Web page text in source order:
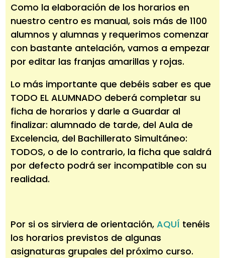
Como la elaboración de los horarios en
nuestro centro es manual, sois más de 1100
alumnos y alumnas y requerimos comenzar
con bastante antelación, vamos a empezar
por editar las franjas amarillas y rojas.
Lo más importante que debéis saber es que
TODO EL ALUMNADO deberá completar su
ficha de horarios y darle a Guardar al
finalizar: alumnado de tarde, del Aula de
Excelencia, del Bachillerato Simultáneo:
TODOS, o de lo contrario, la ficha que saldrá
por defecto podrá ser incompatible con su
realidad.
Por si os sirviera de orientación,AQUÍ tenéis
los horarios previstos de algunas
asignaturas grupales del próximo curso.